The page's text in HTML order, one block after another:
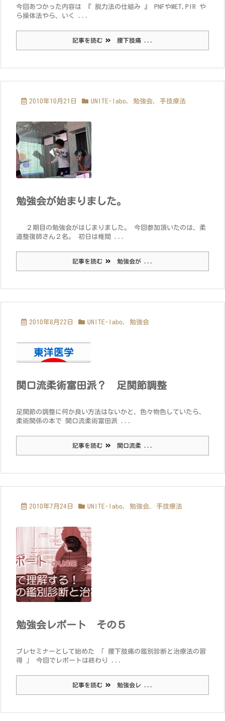
今回あつかった内容は 『 脱力法の仕組み 』 PNFやMET,PIR や
ら操体法やら、いく ...
記事を読む 腰下肢痛 ...
2010年10月21日 UNITE-labo, 勉強会, 手技療法
勉強会が始まりました。
２期目の勉強会がはじまりました。 今回参加頂いたのは、柔
道整復師さん２名。 初日は椎間 ...
記事を読む 勉強会が ...
2010年8月22日 UNITE-labo, 勉強会
関口流柔術富田派？ 足関節調整
足関節の調整に何か良い方法はないかと、色々物色していたら、
柔術関係の本で 関口流柔術富田派 ...
記事を読む 関口流柔 ...
2010年7月24日 UNITE-labo, 勉強会, 手技療法
勉強会レポート その５
プレセミナーとして始めた 「 腰下肢痛の鑑別診断と治療法の習
得 」 今回でレポートは終わり ...
記事を読む 勉強会レ ...